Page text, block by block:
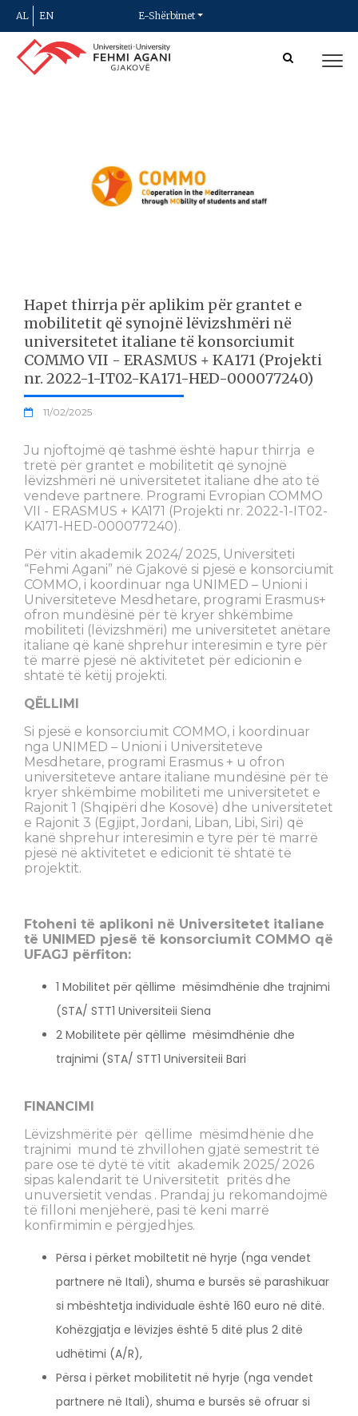
AL EN E-Shërbimet
Hapet thirrja për aplikim për grantet e
mobilitetit që synojnë lëvizshmëri në
universitetet italiane të konsorciumit
COMMO VII - ERASMUS + KA171 (Projekti
nr. 2022-1-IT02-KA171-HED-000077240)
11/02/2025
Ju njoftojmë që tashmë është hapur thirrja e
tretë për grantet e mobilitetit që synojnë
lëvizshmëri në universitetet italiane dhe ato të
vendeve partnere. Programi Evropian COMMO
VII - ERASMUS + KA171 (Projekti nr. 2022-1-IT02-
KA171-HED-000077240).
Për vitin akademik 2024/ 2025, Universiteti
“Fehmi Agani” në Gjakovë si pjesë e konsorciumit
COMMO, i koordinuar nga UNIMED – Unioni i
Universiteteve Mesdhetare, programi Erasmus+
ofron mundësinë për të kryer shkëmbime
mobiliteti (lëvizshmëri) me universitetet anëtare
italiane që kanë shprehur interesimin e tyre për
të marrë pjesë në aktivitetet për edicionin e
shtatë të këtij projekti.
QËLLIMI
Si pjesë e konsorciumit COMMO, i koordinuar
nga UNIMED – Unioni i Universiteteve
Mesdhetare, programi Erasmus + u ofron
universiteteve antare italiane mundësinë për të
kryer shkëmbime mobiliteti me universitetet e
Rajonit 1 (Shqipëri dhe Kosovë) dhe universitetet
e Rajonit 3 (Egjipt, Jordani, Liban, Libi, Siri) që
kanë shprehur interesimin e tyre për të marrë
pjesë në aktivitetet e edicionit të shtatë të
projektit.
Ftoheni të aplikoni në Universitetet italiane
të UNIMED pjesë të konsorciumit COMMO që
UFAGJ përfiton:
1 Mobilitet për qëllime mësimdhënie dhe trajnimi
(STA/ STT1 Universiteii Siena
2 Mobilitete për qëllime mësimdhënie dhe
trajnimi (STA/ STT1 Universiteii Bari
FINANCIMI
Lëvizshmëritë për qëllime mësimdhënie dhe
trajnimi mund të zhvillohen gjatë semestrit të
pare ose të dytë të vitit akademik 2025/ 2026
sipas kalendarit të Universitetit pritës dhe
unuversietit vendas . Prandaj ju rekomandojmë
të filloni menjëherë, pasi të keni marrë
konfirmimin e përgjedhjes.
Përsa i përket mobiltetit në hyrje (nga vendet
partnere në Itali), shuma e bursës së parashikuar
si mbështetja individuale është 160 euro në ditë.
Kohëzgjatja e lëvizjes është 5 ditë plus 2 ditë
udhëtimi (A/R),
Përsa i përket mobilitetit në hyrje (nga vendet
partnere në Itali), shuma e bursës së ofruar si